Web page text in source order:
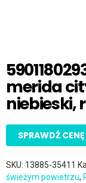
merida
niebieski,
SPRAWDŹ CENĘ
SKU: 13885-35411
świeżym powietrzu,